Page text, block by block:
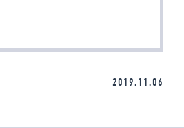
2019.11.06